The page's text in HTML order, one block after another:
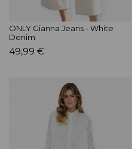
ONLY Gianna Jeans - White
Denim
49,99 €